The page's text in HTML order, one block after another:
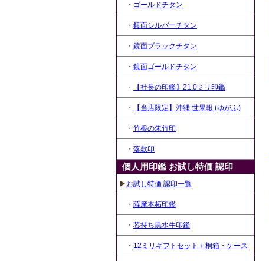
・ ゴールドチタン
・ 鏡面シルバーチタン
・ 鏡面ブラックチタン
・ 鏡面ゴールドチタン
・ 【社長の印鑑】21.0ミリ印鑑
・ 【当店限定】沖縄 世果報 (ゆがふ)
・ 竹根の朱竹印
・ 落款印
個人用印鑑 お試し特価 認印
▶ お試し特価 認印一覧
・ 薩摩本柘印鑑
・ 芯持ち黒水牛印鑑
・ 12ミリギフトセット＋桐箱・ケース